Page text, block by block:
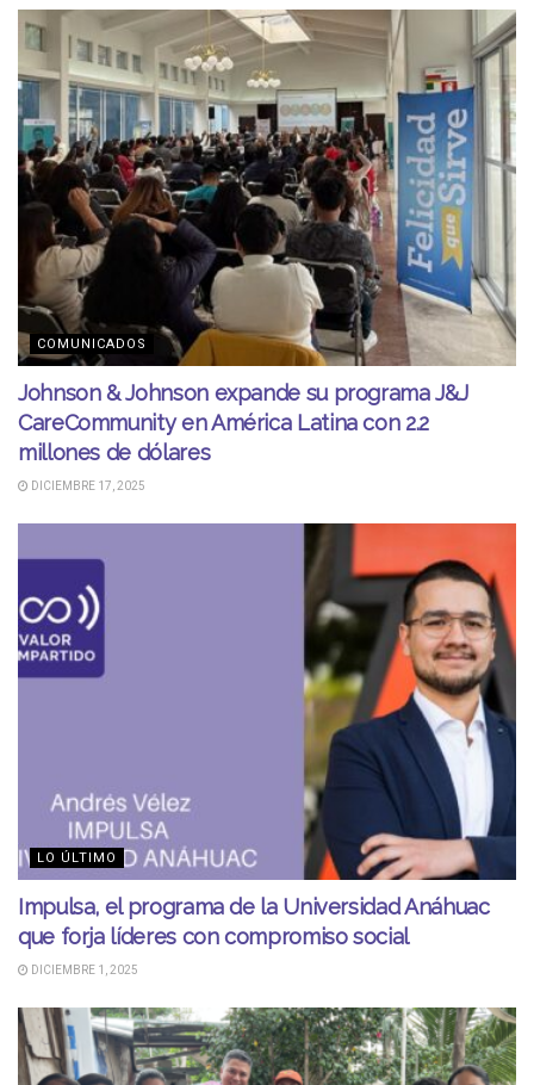
COMUNICADOS
Johnson & Johnson expande su programa J&J
CareCommunity en América Latina con 2.2
millones de dólares
DICIEMBRE 17, 2025
LO ÚLTIMO
Impulsa, el programa de la Universidad Anáhuac
que forja líderes con compromiso social
DICIEMBRE 1, 2025